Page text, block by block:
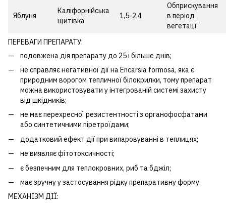
Яблуня
Каліфорнійська
щитівка
1,5-2,4
Обприскування
в період
вегетації
ПЕРЕВАГИ ПРЕПАРАТУ:
подовжена дія препарату до 25 і більше днів;
не справляє негативної дії на Encarsia formosa, яка є
природним ворогом тепличної білокрилки, тому препарат
можна використовувати у інтегрованій системі захисту
від шкідників;
не має перехресної резистентності з органофосфатами
або синтетичними піретроїдами;
додатковий ефект дії при випаровуванні в теплицях;
не виявляє фітотоксичності;
є безпечним для теплокровних, риб та бджіл;
має зручну у застосування рідку препаративну форму.
МЕХАНІЗМ ДІЇ: